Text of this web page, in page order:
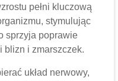
pełni kluczową
stymulując
sprzyja poprawie
blizn i zmarszczek.
układ nerwowy,